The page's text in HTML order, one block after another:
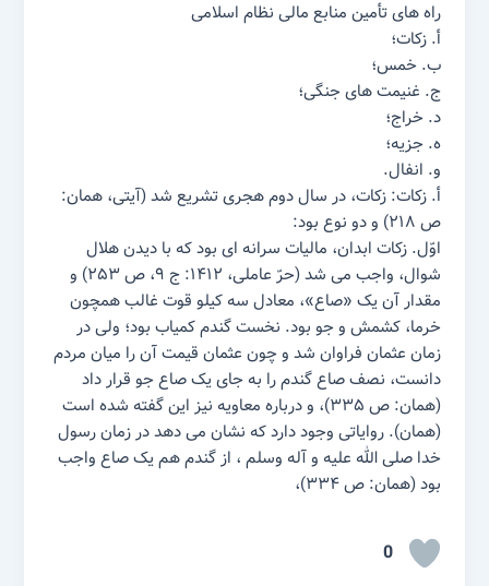
راه های تأمین منابع مالی نظام اسلامی
أ. زکات؛
ب. خمس؛
ج. غنیمت های جنگی؛
د. خراج؛
ه. جزیه؛
و. انفال.
أ. زکات: زکات، در سال دوم هجری تشریع شد (آیتی، همان:
ص ۲۱۸) و دو نوع بود:
اوّل. زکات ابدان، مالیات سرانه ای بود که با دیدن هلال
شوال، واجب می شد (حرّ عاملی، ۱۴۱۲: ج ۹، ص ۲۵۳) و
مقدار آن یک «صاع»، معادل سه کیلو قوت غالب همچون
خرما، کشمش و جو بود. نخست گندم کمیاب بود؛ ولی در
زمان عثمان فراوان شد و چون عثمان قیمت آن را میان مردم
دانست، نصف صاع گندم را به جای یک صاع جو قرار داد
(همان: ص ۳۳۵)، و درباره معاویه نیز این گفته شده است
(همان). روایاتی وجود دارد که نشان می دهد در زمان رسول
خدا صلی الله علیه و آله وسلم ، از گندم هم یک صاع واجب
بود (همان: ص ۳۳۴)،
0